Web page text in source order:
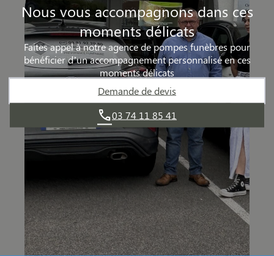
Nous vous accompagnons dans ces
moments délicats
Faites appel à notre agence de pompes funèbres pour
bénéficier d’un accompagnement personnalisé en ces
moments délicats
Demande de devis
03 74 11 85 41